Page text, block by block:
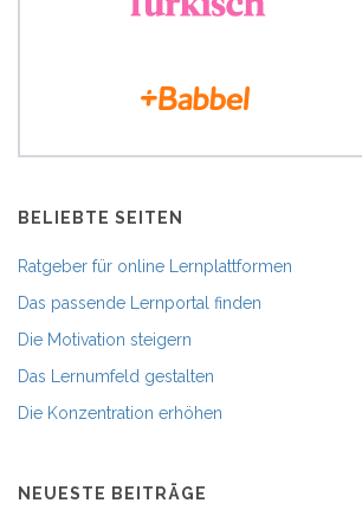
BELIEBTE SEITEN
Ratgeber für online Lernplattformen
Das passende Lernportal finden
Die Motivation steigern
Das Lernumfeld gestalten
Die Konzentration erhöhen
NEUESTE BEITRÄGE